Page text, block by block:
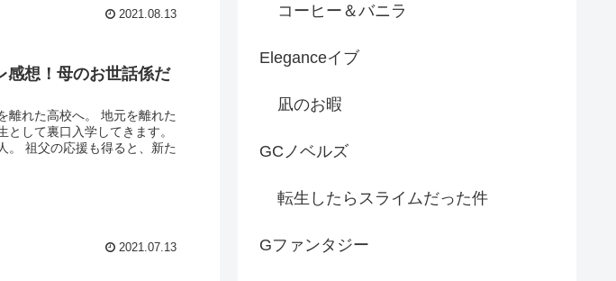
2021.08.13
感想！母のお世話係だ
離れた高校へ。 地元を離れた
して裏口入学してきます。
。 祖父の応援も得ると、新た
2021.07.13
コーヒー＆バニラ
Eleganceイブ
凪のお暇
GCノベルズ
転生したらスライムだった件
Gファンタジー